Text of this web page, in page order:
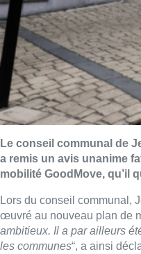
Le conseil communal de
a remis un avis unanime
mobilité GoodMove, qu’il
Lors du conseil communal,
œuvré au nouveau plan de
ambitieux. Il a par ailleurs
les communes“, a ainsi